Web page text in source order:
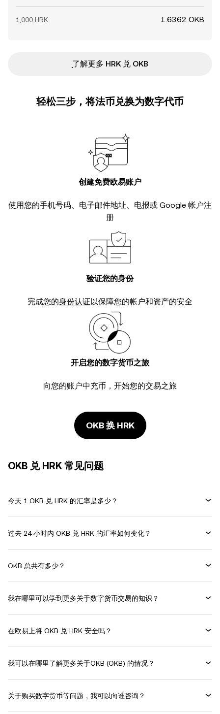
1,000 HRK 1.6362 OKB
ִִִִִִִִִִִִִִִִִִִִִִִִִִִִִִִִִִִִִִִִִִִִִִִ了解更多 HRK 兑 OKB
轻松三步，将法币兑换为数字代币
创建免费欧易账户
使用您的手机号码、电子邮件地址、电报或 Google 帐户注
册
验证您的身份
完成您的身份认证以保障您的帐户和资产的安全
开启您的数字货币之旅
向您的账户中充币，开始您的交易之旅
OKB 换 HRK
OKB 兑 HRK 常见问题
今天 1 OKB 兑 HRK 的汇率是多少？
过去 24 小时内 OKB 兑 HRK 的汇率如何变化？
OKB 总共有多少？
我在哪里可以学到更多关于数字货币交易的知识？
在欧易上将 OKB 兑 HRK 安全吗？
我可以在哪里了解更多关于OKB (OKB) 的情况？
关于购买数字货币等问题，我可以向谁咨询？